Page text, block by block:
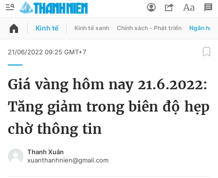
QUẢNG CÁO
Chuyên mục khác
Chào ngày mới
Đổi mật khẩu
Tin đã lưu
Tin đã xem
Đăng xuất
Kinh tế Kinh tế xanh Chính sách - Phát triển Ngân
21/06/2022 09:25 GMT+7
Giá vàng hôm nay 21.6.2022:
Tăng giảm trong biên độ hẹp
chờ thông tin
Thanh Xuân
xuanthanhnien@gmail.com